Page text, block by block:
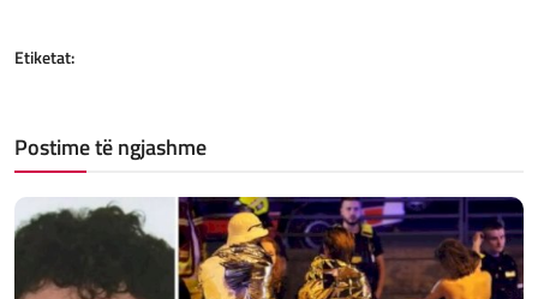
Etiketat:
Postime të ngjashme